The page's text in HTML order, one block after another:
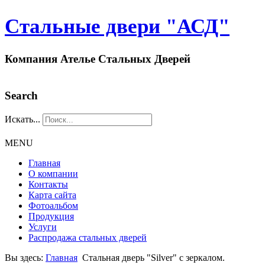
Стальные двери "АСД"
Компания Ателье Стальных Дверей
Search
Искать...
MENU
Главная
О компании
Контакты
Карта сайта
Фотоальбом
Продукция
Услуги
Распродажа стальных дверей
Вы здесь: Главная Стальная дверь "Silver" с зеркалом.